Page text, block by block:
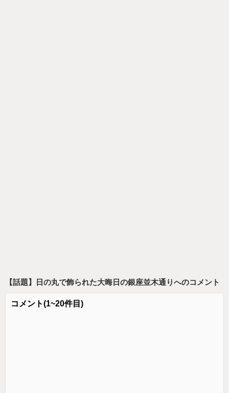
【話題】日の丸で飾られた大晦日の銀座並木通りへのコメント
コメント(1~20件目)